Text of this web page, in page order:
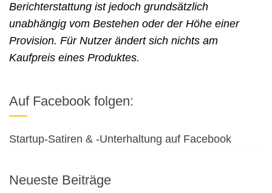
Berichterstattung ist jedoch grundsätzlich
unabhängig vom Bestehen oder der Höhe einer
Provision. Für Nutzer ändert sich nichts am
Kaufpreis eines Produktes.
Auf Facebook folgen:
Startup-Satiren & -Unterhaltung auf Facebook
Neueste Beiträge